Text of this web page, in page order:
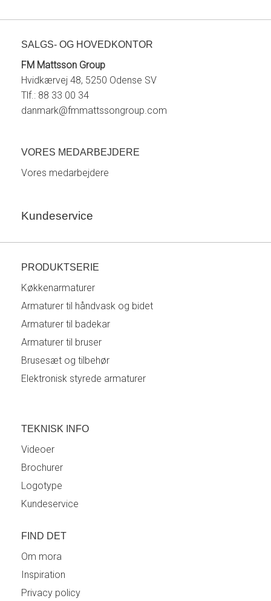
SALGS- OG HOVEDKONTOR
FM Mattsson Group
Hvidkærvej 48, 5250 Odense SV
Tlf.: 88 33 00 34
danmark@fmmattssongroup.com
VORES MEDARBEJDERE
Vores medarbejdere
Kundeservice
PRODUKTSERIE
Køkkenarmaturer
Armaturer til håndvask og bidet
Armaturer til badekar
Armaturer til bruser
Brusesæt og tilbehør
Elektronisk styrede armaturer
TEKNISK INFO
Videoer
Brochurer
Logotype
Kundeservice
FIND DET
Om mora
Inspiration
Privacy policy